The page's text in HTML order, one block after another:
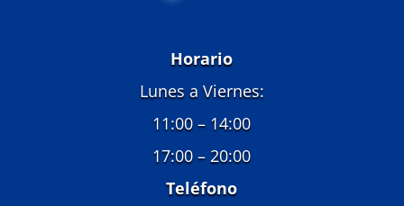
Horario
Lunes a Viernes:
11:00 – 14:00
17:00 – 20:00
Teléfono